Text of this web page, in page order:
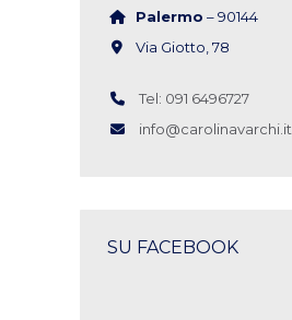
Palermo – 90144
Via Giotto, 78
Tel: 091 6496727
info@carolinavarchi.it
SU FACEBOOK